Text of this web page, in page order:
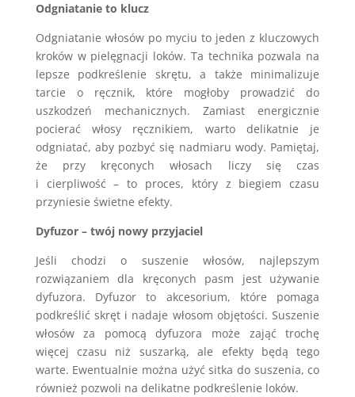
Odgniatanie to klucz
Odgniatanie włosów po myciu to jeden z kluczowych
kroków w pielęgnacji loków. Ta technika pozwala na
lepsze podkreślenie skrętu, a także minimalizuje
tarcie o ręcznik, które mogłoby prowadzić do
uszkodzeń mechanicznych. Zamiast energicznie
pocierać włosy ręcznikiem, warto delikatnie je
odgniatać, aby pozbyć się nadmiaru wody. Pamiętaj,
że przy kręconych włosach liczy się czas
i cierpliwość – to proces, który z biegiem czasu
przyniesie świetne efekty.
Dyfuzor – twój nowy przyjaciel
Jeśli chodzi o suszenie włosów, najlepszym
rozwiązaniem dla kręconych pasm jest używanie
dyfuzora. Dyfuzor to akcesorium, które pomaga
podkreślić skręt i nadaje włosom objętości. Suszenie
włosów za pomocą dyfuzora może zająć trochę
więcej czasu niż suszarką, ale efekty będą tego
warte. Ewentualnie można użyć sitka do suszenia, co
również pozwoli na delikatne podkreślenie loków.